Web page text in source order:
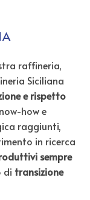
raffineria,
Siciliana
e rispetto
how e
raggiunti,
in ricerca
sempre
di transizione